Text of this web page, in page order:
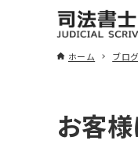
ホーム ブログ
お客